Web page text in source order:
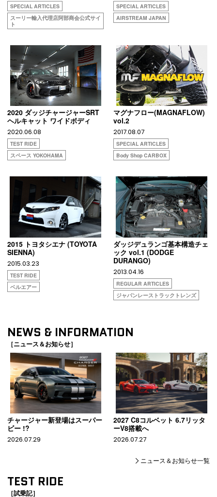
SPECIAL ARTICLES
スーリー輸入代理店阿部商会公式サイ
ト
SPECIAL ARTICLES
AIRSTREAM JAPAN
2020 ダッジチャージャーSRT
ヘルキャット ワイドボディ
2020.06.08
TEST RIDE
スペース YOKOHAMA
マグナフロー(MAGNAFLOW)
vol.2
2017.08.07
SPECIAL ARTICLES
Body Shop CARBOX
2015 トヨタシエナ (TOYOTA
SIENNA)
2015.03.23
TEST RIDE
ベルエアー
ダッジデュランゴ基本構造チェ
ック vol.1 (DODGE
DURANGO)
2013.04.16
REGULAR ARTICLES
ジャパンレーストラックトレンズ
NEWS & INFORMATION
［ニュース＆お知らせ］
チャージャー新登場はスーパー
ビー !?
2026.07.29
2027 C8コルベット 6.7リッタ
ーV8搭載へ
2026.07.27
ニュース＆お知らせ一覧
TEST RIDE
［試乗記］